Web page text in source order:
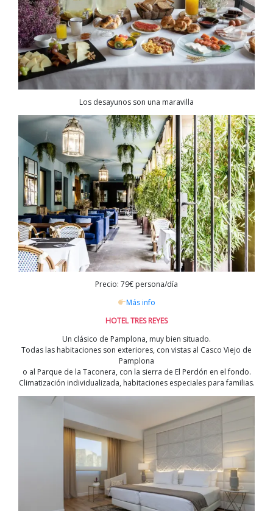
Los desayunos son una maravilla
Precio: 79€ persona/día
Más info
HOTEL TRES REYES
Un clásico de Pamplona, muy bien situado.
Todas las habitaciones son exteriores, con vistas al Casco Viejo de
Pamplona
o al Parque de la Taconera, con la sierra de El Perdón en el fondo.
Climatización individualizada, habitaciones especiales para familias.